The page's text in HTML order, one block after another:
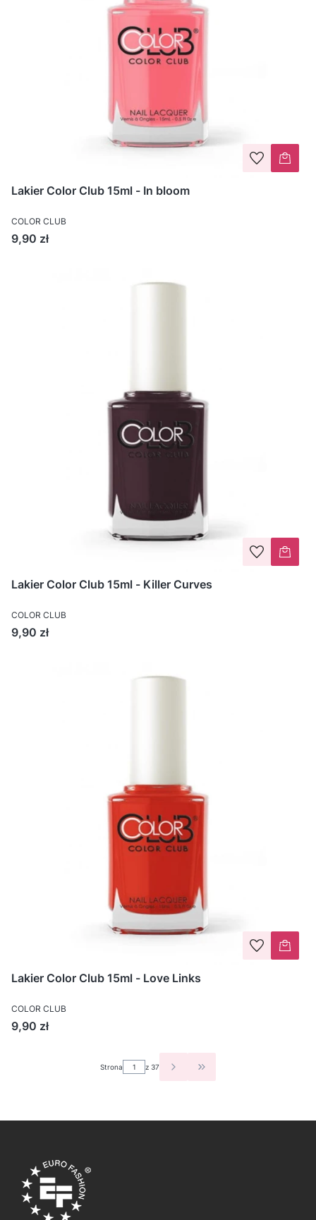
Lakier Color Club 15ml - In bloom
COLOR CLUB
Cena
9,90 zł
Lakier Color Club 15ml - Killer Curves
COLOR CLUB
Cena
9,90 zł
Lakier Color Club 15ml - Love Links
COLOR CLUB
Cena
9,90 zł
Strona z 37 PRZEJDŹ DO OSTATNIEJ